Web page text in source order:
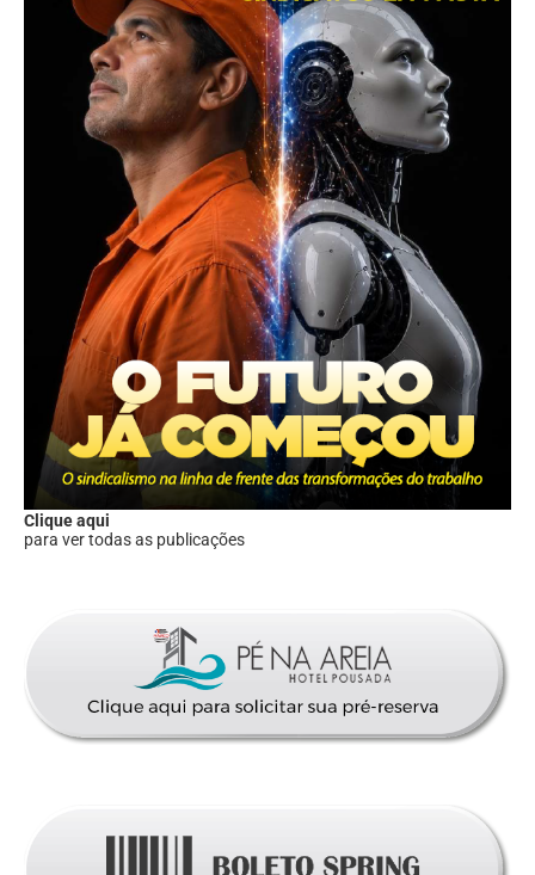
Clique aqui
para ver todas as publicações